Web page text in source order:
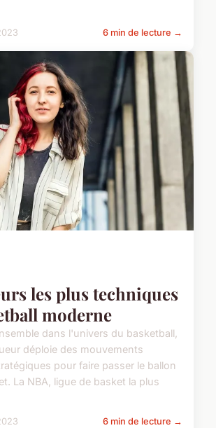
6 min de lecture →
les plus techniques
moderne
dans l'univers du basketball,
déploie des mouvements
pour faire passer le ballon
La NBA, ligue de basket la plus
6 min de lecture →